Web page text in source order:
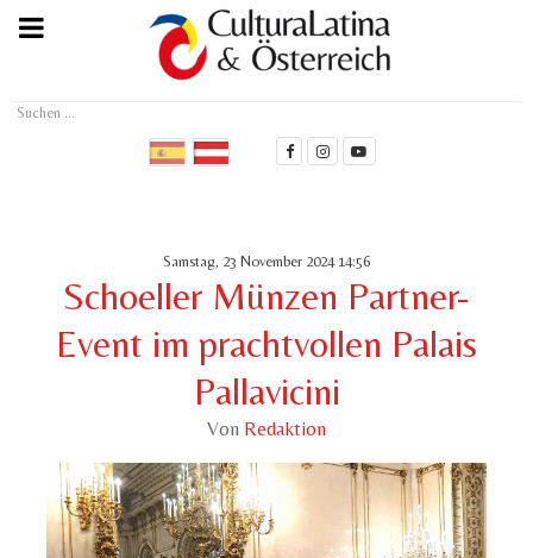
Suchen
Samstag, 23 November 2024 14:56
Schoeller Münzen Partner-
Event im prachtvollen Palais
Pallavicini
Von Redaktion